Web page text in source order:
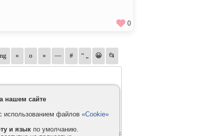
0
нашем сайте
использованием файлов «Cookie»
и язык по умолчанию.